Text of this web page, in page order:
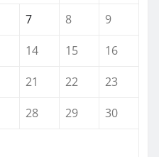
7 8
9
14 15
16
21 22
23
28 29
30